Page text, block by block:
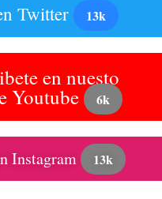
Twitter 13k
en nuesto
Youtube 6k
Instagram 13k